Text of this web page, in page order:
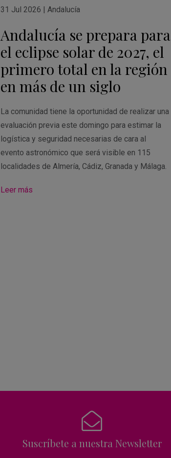
31 Jul 2026 |Andalucía
Andalucía se prepara para
el eclipse solar de 2027, el
primero total en la región
en más de un siglo
La comunidad tiene la oportunidad de realizar una
evaluación previa este domingo para estimar la
logística y seguridad necesarias de cara al
evento astronómico que será visible en 115
localidades de Almería, Cádiz, Granada y Málaga.
Leer más
Suscríbete a nuestra Newsletter